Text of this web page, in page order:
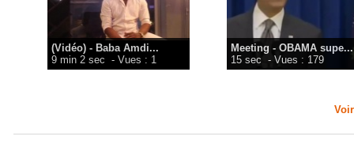
(Vidéo) - Baba Amdi...
9 min 2 sec - Vues : 1
Meeting - OBAMA supe...
15 sec - Vues : 179